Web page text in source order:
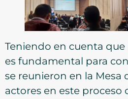
Teniendo en cuenta que
es fundamental para
se reunieron en la Mesa
actores en este proceso